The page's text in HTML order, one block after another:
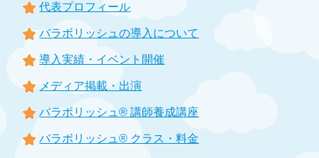
代表プロフィール
バラボリッシュの導入について
導入実績・イベント開催
メディア掲載・出演
バラボリッシュ® 講師養成講座
バラボリッシュ® クラス・料金